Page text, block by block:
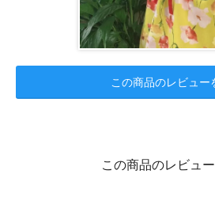
この商品のレビュー
この商品のレビュ